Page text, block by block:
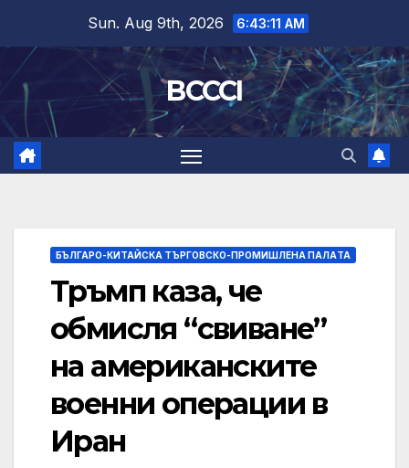
content
Sun. Aug 9th, 2026 6:43:12 AM
BCCCI
БЪЛГАРО-КИТАЙСКА ТЪРГОВСКО-ПРОМИШЛЕНА ПАЛAТА
Тръмп каза, че
обмисля “свиване”
на американските
военни операции в
Иран